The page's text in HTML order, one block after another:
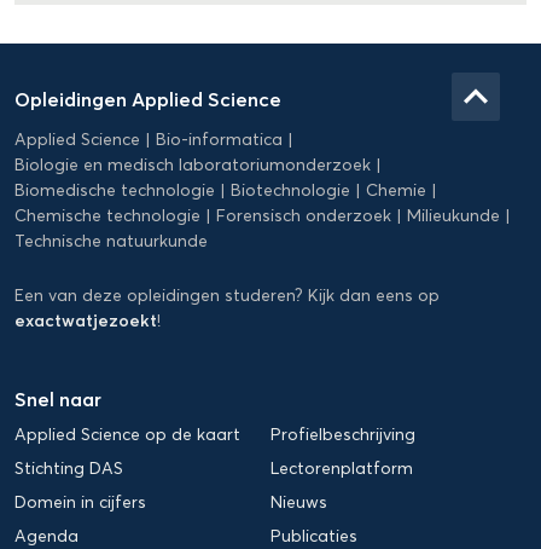
Applied
Science
Opleidingen Applied Science
Applied Science
Bio-informatica
Biologie en medisch laboratoriumonderzoek
Biomedische technologie
Biotechnologie
Chemie
Chemische technologie
Forensisch onderzoek
Milieukunde
Technische natuurkunde
Een van deze opleidingen studeren? Kijk dan eens op
exactwatjezoekt!
Snel naar
Applied Science op de kaart
Profielbeschrijving
Stichting DAS
Lectorenplatform
Domein in cijfers
Nieuws
Agenda
Publicaties
keyboard_arrow_up